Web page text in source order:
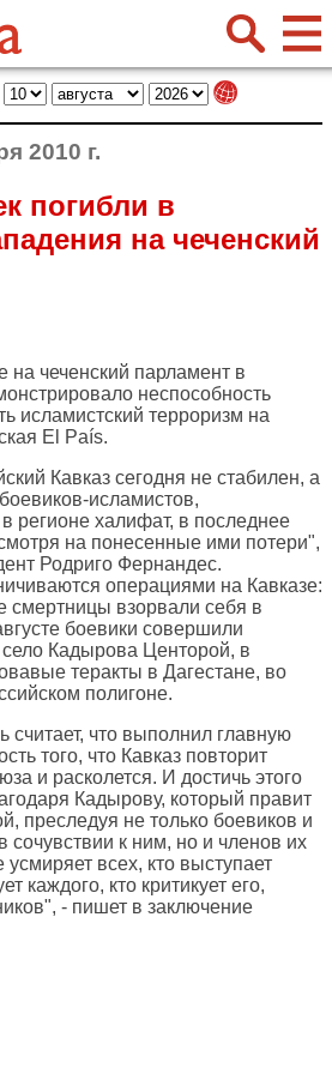
2010 г.
погибли в
на чеченский
чеченский парламент в
неспособность
исламистский терроризм на
El País.
Кавказ сегодня не стабилен, а
исламистов,
регионе халифат, в последнее
на понесенные ими потери",
Родриго Фернандес.
операциями на Кавказе:
смертницы взорвали себя в
боевики совершили
Кадырова Центорой, в
теракты в Дагестане, во
полигоне.
что выполнил главную
того, что Кавказ повторит
и расколется. И достичь этого
Кадырову, который правит
преследуя не только боевиков и
сочувствии к ним, но и членов их
всех, кто выступает
каждого, кто критикует его,
- пишет в заключение